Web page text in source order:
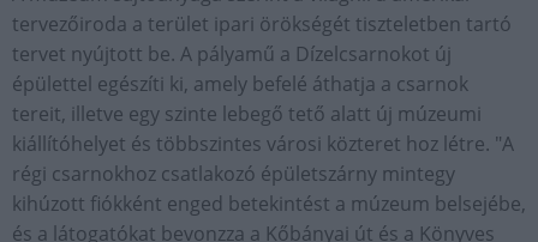
tervezőiroda a terület ipari örökségét tiszteletben tartó
tervet nyújtott be. A pályamű a Dízelcsarnokot új
épülettel egészíti ki, amely befelé áthatja a csarnok
tereit, illetve egy szinte lebegő tető alatt új múzeumi
kiállítóhelyet és többszintes városi közteret hoz létre. "A
régi csarnokhoz csatlakozó épületszárny mintegy
kihúzott fiókként enged betekintést a múzeum belsejébe,
és a látogatókat bevonzza a Kőbányai út és a Könyves